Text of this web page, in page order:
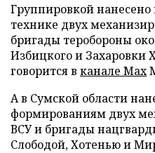
Группировкой
технике двух
бригады теробороны
Избицкого и Захаровки
говорится в канале Max
А в Сумской области
формированиям двух
ВСУ и бригады
Слободой, Хотенью и